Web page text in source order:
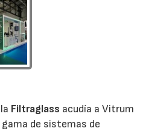
Filtraglass acudía a Vitrum
de sistemas de